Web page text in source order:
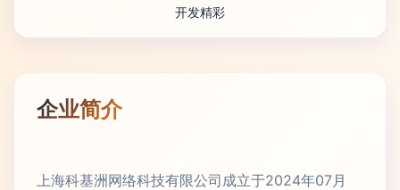
开发精彩
企业简介
上海科基洲网络科技有限公司成立于2024年07月